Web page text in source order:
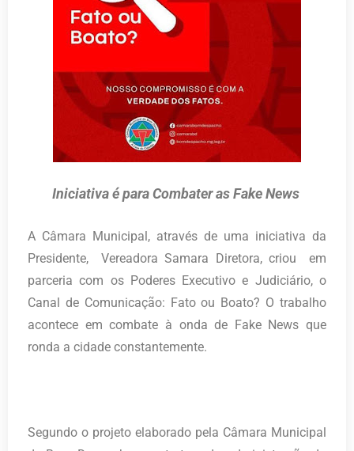
Iniciativa é para Combater as Fake News
A Câmara Municipal, através de uma iniciativa da
Presidente, Vereadora Samara Diretora, criou em
parceria com os Poderes Executivo e Judiciário, o
Canal de Comunicação: Fato ou Boato? O trabalho
acontece em combate à onda de Fake News que
ronda a cidade constantemente.
Segundo o projeto elaborado pela Câmara Municipal